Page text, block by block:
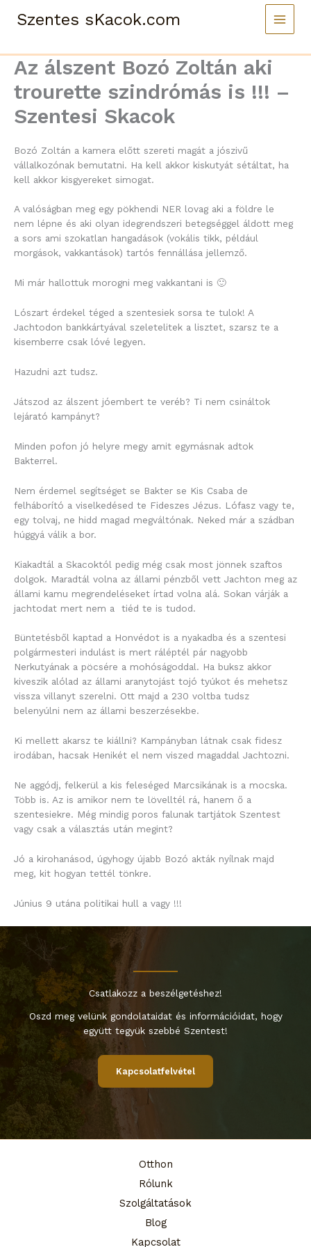
Szentes sKacok.com
Az álszent Bozó Zoltán aki
trourette szindrómás is !!! –
Szentesi Skacok
Bozó Zoltán a kamera előtt szereti magát a jószivű
vállalkozónak bemutatni. Ha kell akkor kiskutyát sétáltat, ha
kell akkor kisgyereket simogat.
A valóságban meg egy pökhendi NER lovag aki a földre le
nem lépne és aki olyan idegrendszeri betegséggel áldott meg
a sors ami szokatlan hangadások (vokális tikk, például
morgások, vakkantások) tartós fennállása jellemző.
Mi már hallottuk morogni meg vakkantani is 🙂
Lószart érdekel téged a szentesiek sorsa te tulok! A
Jachtodon bankkártyával szeletelitek a lisztet, szarsz te a
kisemberre csak lóvé legyen.
Hazudni azt tudsz.
Játszod az álszent jóembert te veréb? Ti nem csináltok
lejárató kampányt?
Minden pofon jó helyre megy amit egymásnak adtok
Bakterrel.
Nem érdemel segítséget se Bakter se Kis Csaba de
felháborító a viselkedésed te Fideszes Jézus. Lófasz vagy te,
egy tolvaj, ne hidd magad megváltónak. Neked már a szádban
húggyá válik a bor.
Kiakadtál a Skacoktól pedig még csak most jönnek szaftos
dolgok. Maradtál volna az állami pénzből vett Jachton meg az
állami kamu megrendeléseket írtad volna alá. Sokan várják a
jachtodat mert nem a tiéd te is tudod.
Büntetésből kaptad a Honvédot is a nyakadba és a szentesi
polgármesteri indulást is mert ráléptél pár nagyobb
Nerkutyának a pöcsére a mohóságoddal. Ha buksz akkor
kiveszik alólad az állami aranytojást tojó tyúkot és mehetsz
vissza villanyt szerelni. Ott majd a 230 voltba tudsz
belenyúlni nem az állami beszerzésekbe.
Ki mellett akarsz te kiállni? Kampányban látnak csak fidesz
irodában, hacsak Henikét el nem viszed magaddal Jachtozni.
Ne aggódj, felkerül a kis feleséged Marcsikának is a mocska.
Több is. Az is amikor nem te lövelltél rá, hanem ő a
szentesiekre. Még mindig poros falunak tartjátok Szentest
vagy csak a választás után megint?
Jó a kirohanásod, úgyhogy újabb Bozó akták nyílnak majd
meg, kit hogyan tettél tönkre.
Június 9 utána politikai hull a vagy !!!
Csatlakozz a beszélgetéshez!
Oszd meg velünk gondolataidat és információidat, hogy
együtt tegyük szebbé Szentest!
Kapcsolatfelvétel
Otthon
Rólunk
Szolgáltatások
Blog
Kapcsolat